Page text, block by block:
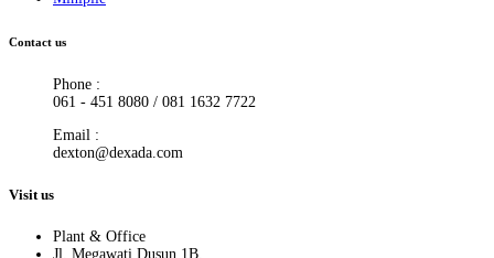
Contact us
Phone :
061 - 451 8080 / 081 1632 7722
Email :
dexton@dexada.com
Visit us
Plant & Office
Jl. Megawati Dusun 1B,